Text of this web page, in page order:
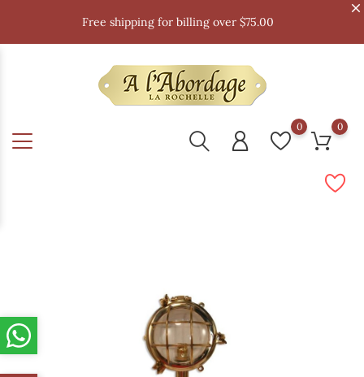
Free shipping for billing over $75.00
0 0